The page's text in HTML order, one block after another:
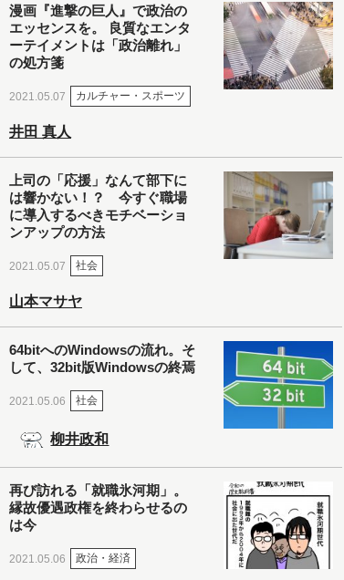
漫画『進撃の巨人』で政治の
エッセンスを。 良質なエンタ
ーテイメントは「政治離れ」
の処方箋
2021.05.07 カルチャー・スポーツ
井田 真人
上司の「応援」なんて部下に
は響かない！？ 今すぐ職場
に導入するべきモチベーショ
ンアップの方法
2021.05.07 社会
山本マサヤ
64bitへのWindowsの流れ。そ
して、32bit版Windowsの終焉
2021.05.06 社会
柳井政和
再び訪れる「就職氷河期」。
縁故優遇政権を終わらせるの
は今
2021.05.06 政治・経済